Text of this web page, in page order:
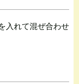
入れて混ぜ合わせ